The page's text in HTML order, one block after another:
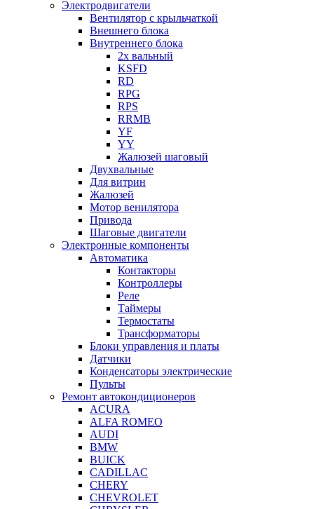
Электродвигатели
Вентилятор с крыльчаткой
Внешнего блока
Внутреннего блока
2х вальный
KSFD
RD
RPG
RPS
RRMB
YF
YY
Жалюзей шаговый
Двухвальные
Для витрин
Жалюзей
Мотор венилятора
Привода
Шаговые двигатели
Электронные компоненты
Автоматика
Контакторы
Контроллеры
Реле
Таймеры
Термостаты
Трансформаторы
Блоки управления и платы
Датчики
Конденсаторы электрические
Пульты
Ремонт автокондиционеров
ACURA
ALFA ROMEO
AUDI
BMW
BUICK
CADILLAC
CHERY
CHEVROLET